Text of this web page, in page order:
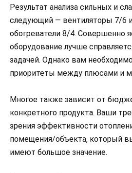
Результат анализа сильных и
следующий — вентиляторы 7/6
обогреватели 8/4. Совершенно
оборудование лучше
задачей. Однако вам
приоритеты между плюсами и
Многое также зависит от
конкретного продукта. Ваши
зрения эффективности
помещения/объекта, который
имеют большое значение.